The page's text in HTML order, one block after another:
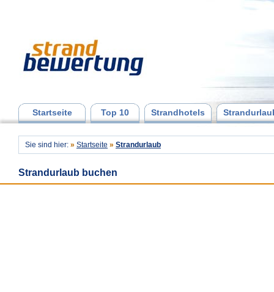
Startseite Top 10 Strandhotels
Sie sind hier: » Startseite » Strandurlaub
Strandurlaub buchen